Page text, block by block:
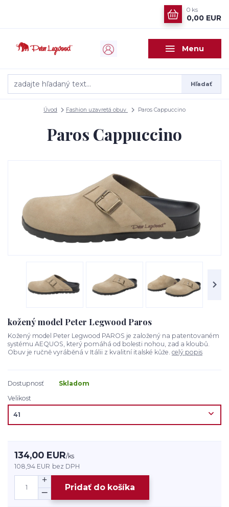
Menu
Hľadať
0 ks
0,00 EUR
Úvod Fashion uzavretá obuv Paros Cappuccino
Paros Cappuccino
kožený model Peter Legwood Paros
Kožený model Peter Legwood PAROS je založený na patentovaném
systému AEQUOS, který pomáhá od bolesti nohou, zad a kloubů.
Obuv je ručně vyráběná v Itálii z kvalitní italské kůže. celý popis
Dostupnosť
Skladom
Velikost
134,00 EUR/ks
108,94 EUR bez DPH
Pridať do košíka